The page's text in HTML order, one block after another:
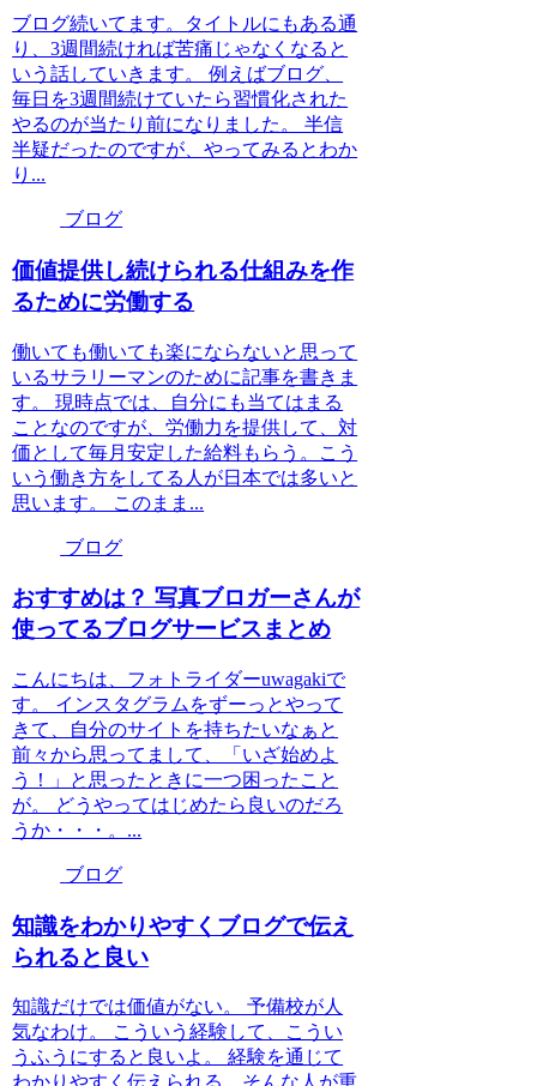
ブログ続いてます。タイトルにもある通
り、3週間続ければ苦痛じゃなくなると
いう話していきます。 例えばブログ、
毎日を3週間続けていたら習慣化された
やるのが当たり前になりました。 半信
半疑だったのですが、やってみるとわか
り...
ブログ
価値提供し続けられる仕組みを作
るために労働する
働いても働いても楽にならないと思って
いるサラリーマンのために記事を書きま
す。 現時点では、自分にも当てはまる
ことなのですが、労働力を提供して、対
価として毎月安定した給料もらう。こう
いう働き方をしてる人が日本では多いと
思います。 このまま...
ブログ
おすすめは？ 写真ブロガーさんが
使ってるブログサービスまとめ
こんにちは、フォトライダーuwagakiで
す。 インスタグラムをずーっとやって
きて、自分のサイトを持ちたいなぁと
前々から思ってまして、「いざ始めよ
う！」と思ったときに一つ困ったこと
が。 どうやってはじめたら良いのだろ
うか・・・。...
ブログ
知識をわかりやすくブログで伝え
られると良い
知識だけでは価値がない。 予備校が人
気なわけ。 こういう経験して、こうい
うふうにすると良いよ。 経験を通じて